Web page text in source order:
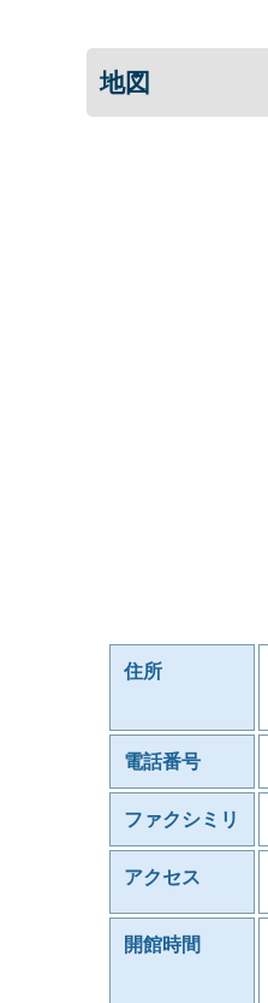
地図
住所
電話番号
ファクシミリ
アクセス
開館時間